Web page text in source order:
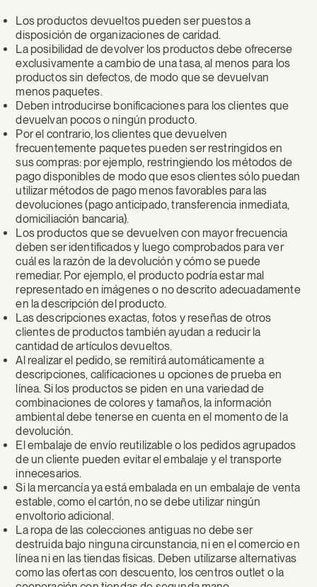
Los productos devueltos pueden ser puestos a
disposición de organizaciones de caridad.
La posibilidad de devolver los productos debe ofrecerse
exclusivamente a cambio de una tasa, al menos para los
productos sin defectos, de modo que se devuelvan
menos paquetes.
Deben introducirse bonificaciones para los clientes que
devuelvan pocos o ningún producto.
Por el contrario, los clientes que devuelven
frecuentemente paquetes pueden ser restringidos en
sus compras: por ejemplo, restringiendo los métodos de
pago disponibles de modo que esos clientes sólo puedan
utilizar métodos de pago menos favorables para las
devoluciones (pago anticipado, transferencia inmediata,
domiciliación bancaria).
Los productos que se devuelven con mayor frecuencia
deben ser identificados y luego comprobados para ver
cuál es la razón de la devolución y cómo se puede
remediar. Por ejemplo, el producto podría estar mal
representado en imágenes o no descrito adecuadamente
en la descripción del producto.
Las descripciones exactas, fotos y reseñas de otros
clientes de productos también ayudan a reducir la
cantidad de artículos devueltos.
Al realizar el pedido, se remitirá automáticamente a
descripciones, calificaciones u opciones de prueba en
línea. Si los productos se piden en una variedad de
combinaciones de colores y tamaños, la información
ambiental debe tenerse en cuenta en el momento de la
devolución.
El embalaje de envío reutilizable o los pedidos agrupados
de un cliente pueden evitar el embalaje y el transporte
innecesarios.
Si la mercancía ya está embalada en un embalaje de venta
estable, como el cartón, no se debe utilizar ningún
envoltorio adicional.
La ropa de las colecciones antiguas no debe ser
destruida bajo ninguna circunstancia, ni en el comercio en
línea ni en las tiendas físicas. Deben utilizarse alternativas
como las ofertas con descuento, los centros outlet o la